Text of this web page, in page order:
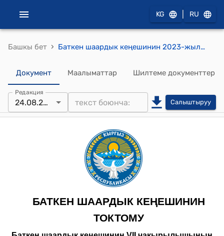
KG RU
Башкы бет › Баткен шаардык кеңешинин 2023-жылдын 24-августундагы № 53 "Баткен шаарынын С.Айтматов көчөсүндөгү Алтын-Бешик балдар бакчасынын ээлеп турган жер аянтын муниципалдык менчикке кабыл алуу жөнүндө" токтому
Документ Маалыматтар Шилтеме документтер
Редакция
24.08.2023 Салыштыруу